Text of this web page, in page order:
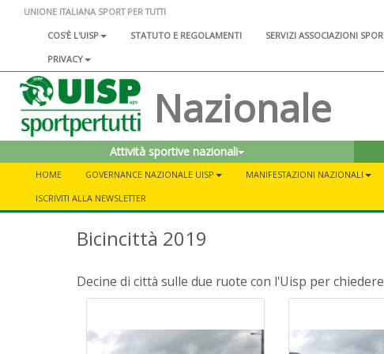
UNIONE ITALIANA SPORT PER TUTTI
COS'È L'UISP
STATUTO E REGOLAMENTI SERVIZI ASSOCIAZIONI
PRIVACY
Nazionale
Attività sportive nazionali
HOME GOVERNANCE NAZIONALE UISP MANIFESTAZIONI NAZIONALI
ISCRIVITI ALLA NEWSLETTER
Bicincittà 2019
Decine di città sulle due ruote con l'Uisp per